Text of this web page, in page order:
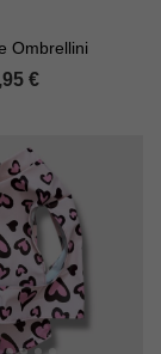
Ombrellini
€